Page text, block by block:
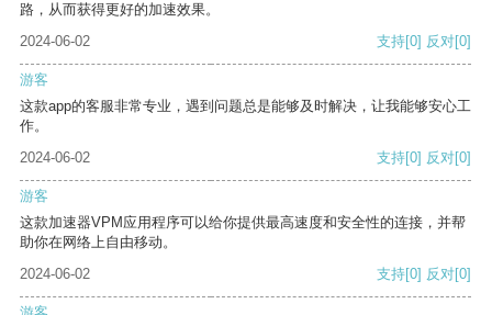
路，从而获得更好的加速效果。
2024-06-02
支持[0] 反对[0]
游客
这款app的客服非常专业，遇到问题总是能够及时解决，让我能够安心工
作。
2024-06-02
支持[0] 反对[0]
游客
这款加速器VPM应用程序可以给你提供最高速度和安全性的连接，并帮
助你在网络上自由移动。
2024-06-02
支持[0] 反对[0]